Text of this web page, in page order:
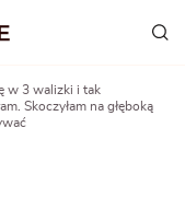
w 3 walizki i tak
Skoczyłam na głęboką